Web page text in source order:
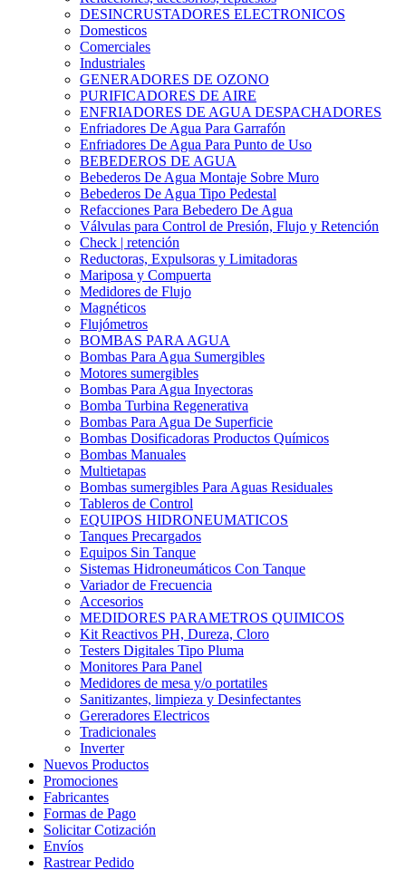
DESINCRUSTADORES ELECTRONICOS
Domesticos
Comerciales
Industriales
GENERADORES DE OZONO
PURIFICADORES DE AIRE
ENFRIADORES DE AGUA DESPACHADORES
Enfriadores De Agua Para Garrafón
Enfriadores De Agua Para Punto de Uso
BEBEDEROS DE AGUA
Bebederos De Agua Montaje Sobre Muro
Bebederos De Agua Tipo Pedestal
Refacciones Para Bebedero De Agua
Válvulas para Control de Presión, Flujo y Retención
Check | retención
Reductoras, Expulsoras y Limitadoras
Mariposa y Compuerta
Medidores de Flujo
Magnéticos
Flujómetros
BOMBAS PARA AGUA
Bombas Para Agua Sumergibles
Motores sumergibles
Bombas Para Agua Inyectoras
Bomba Turbina Regenerativa
Bombas Para Agua De Superficie
Bombas Dosificadoras Productos Químicos
Bombas Manuales
Multietapas
Bombas sumergibles Para Aguas Residuales
Tableros de Control
EQUIPOS HIDRONEUMATICOS
Tanques Precargados
Equipos Sin Tanque
Sistemas Hidroneumáticos Con Tanque
Variador de Frecuencia
Accesorios
MEDIDORES PARAMETROS QUIMICOS
Kit Reactivos PH, Dureza, Cloro
Testers Digitales Tipo Pluma
Monitores Para Panel
Medidores de mesa y/o portatiles
Sanitizantes, limpieza y Desinfectantes
Gereradores Electricos
Tradicionales
Inverter
Nuevos Productos
Promociones
Fabricantes
Formas de Pago
Solicitar Cotización
Envíos
Rastrear Pedido